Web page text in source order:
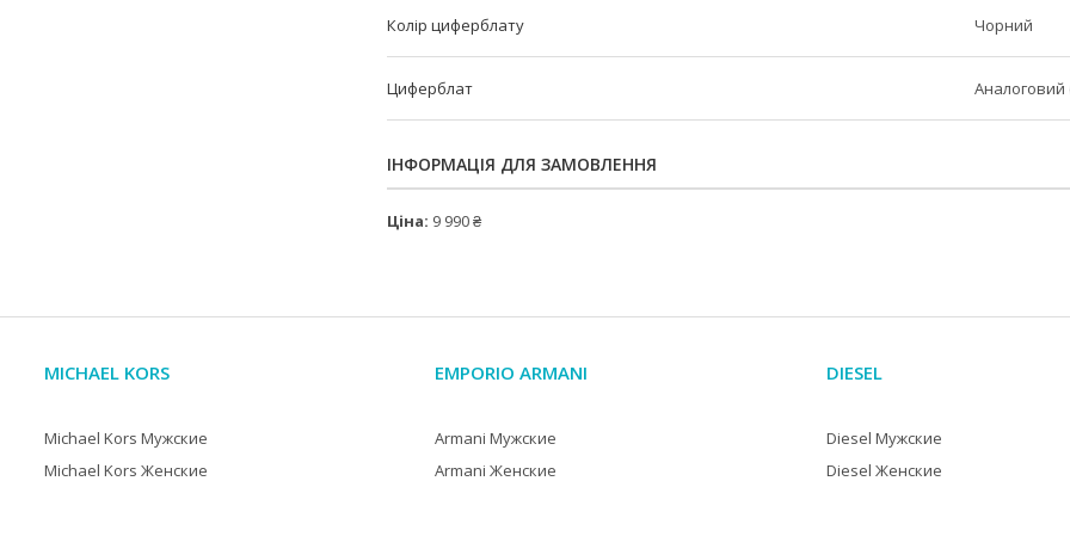
Колір циферблату Чорний
Циферблат Аналоговий
ІНФОРМАЦІЯ ДЛЯ ЗАМОВЛЕННЯ
Ціна: 9 990 ₴
MICHAEL KORS
Michael Kors Мужские
Michael Kors Женские
EMPORIO ARMANI
Armani Мужские
Armani Женские
DIESEL
Diesel Мужские
Diesel Женские